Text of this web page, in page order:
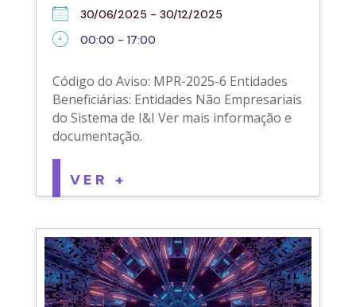
30/06/2025 - 30/12/2025
00:00 - 17:00
Código do Aviso: MPR-2025-6 Entidades
Beneficiárias: Entidades Não Empresariais
do Sistema de I&I Ver mais informação e
documentação.
VER +